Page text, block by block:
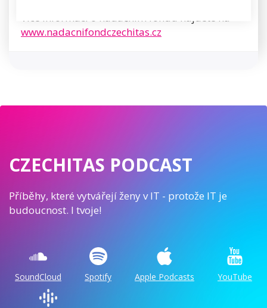
Více informací o nadačním fondu najdete na
www.nadacnifondczechitas.cz
CZECHITAS PODCAST
Příběhy, které vytvářejí ženy v IT - protože IT je
budoucnost. I tvoje!
SoundCloud Spotify Apple Podcasts YouTube